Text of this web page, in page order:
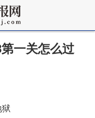
一关怎么过